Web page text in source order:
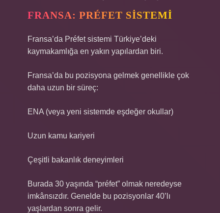
FRANSA: PRÉFET SISTEMI
Fransa’da Préfet sistemi Türkiye’deki
kaymakamlığa en yakın yapılardan biri.
Fransa’da bu pozisyona gelmek genellikle çok
daha uzun bir süreç:
ENA (veya yeni sistemde eşdeğer okullar)
Uzun kamu kariyeri
Çeşitli bakanlık deneyimleri
Burada 30 yaşında “préfet” olmak neredeyse
imkânsızdır. Genelde bu pozisyonlar 40’lı
yaşlardan sonra gelir.